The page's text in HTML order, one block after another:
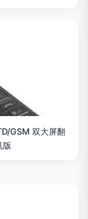
GSM 双大屏翻
版